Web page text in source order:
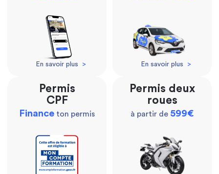
En savoir plus > En savoir plus >
Permis
CPF
Finance ton permis
Permis deux
roues
à partir de 599€